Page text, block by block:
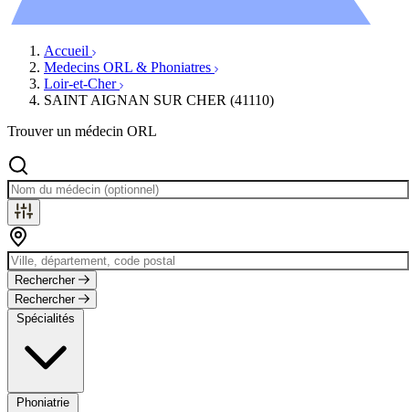
Accueil
Medecins ORL & Phoniatres
Loir-et-Cher
SAINT AIGNAN SUR CHER (41110)
Trouver un médecin ORL
Rechercher
Rechercher
Spécialités
Phoniatrie